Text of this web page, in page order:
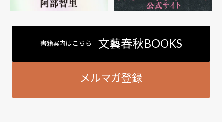
書籍案内はこちら 文藝春秋BOOKS
メルマガ登録